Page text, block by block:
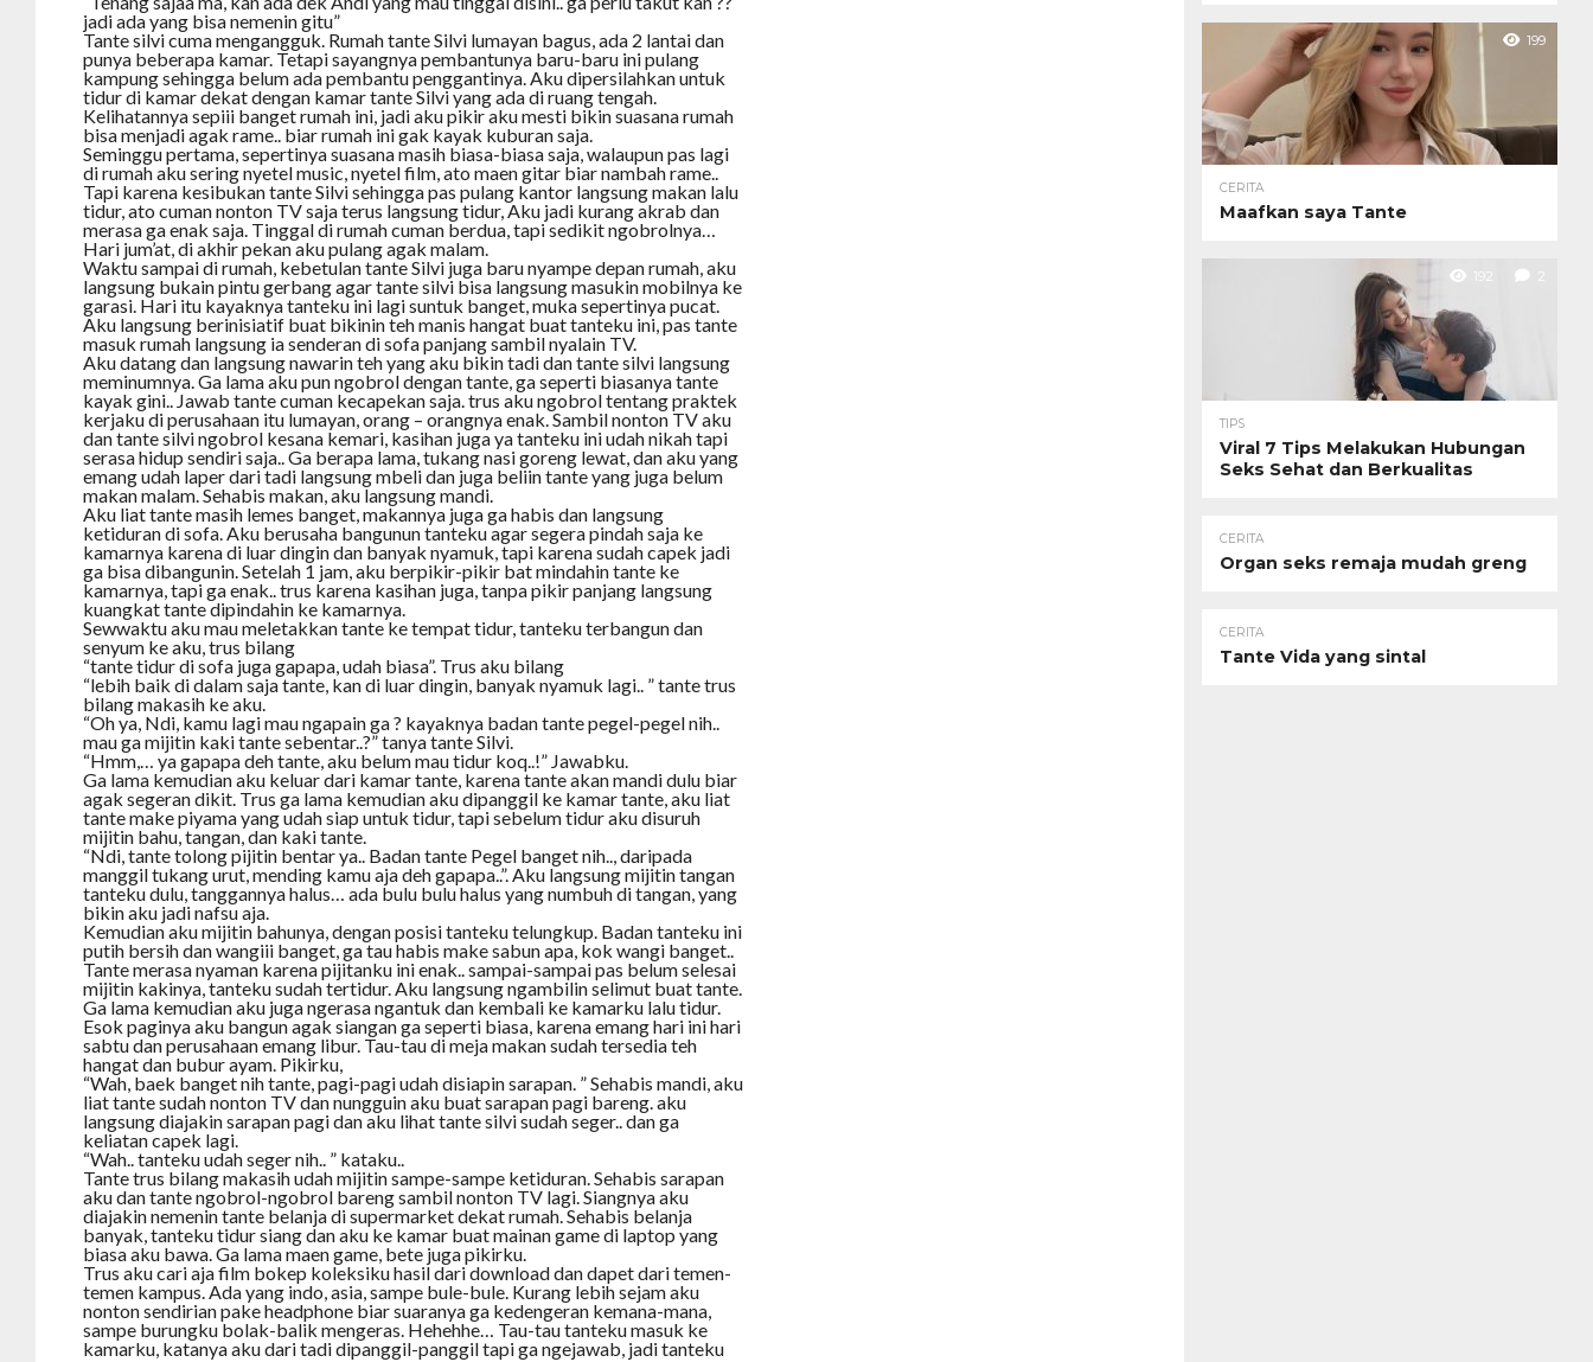
jadi ada yang bisa nemenin gitu”
Tante silvi cuma mengangguk. Rumah tante Silvi lumayan bagus, ada 2 lantai dan
punya beberapa kamar. Tetapi sayangnya pembantunya baru-baru ini pulang
kampung sehingga belum ada pembantu penggantinya. Aku dipersilahkan untuk
tidur di kamar dekat dengan kamar tante Silvi yang ada di ruang tengah.
Kelihatannya sepiii banget rumah ini, jadi aku pikir aku mesti bikin suasana rumah
bisa menjadi agak rame.. biar rumah ini gak kayak kuburan saja.
Seminggu pertama, sepertinya suasana masih biasa-biasa saja, walaupun pas lagi
di rumah aku sering nyetel music, nyetel film, ato maen gitar biar nambah rame..
Tapi karena kesibukan tante Silvi sehingga pas pulang kantor langsung makan lalu
tidur, ato cuman nonton TV saja terus langsung tidur, Aku jadi kurang akrab dan
merasa ga enak saja. Tinggal di rumah cuman berdua, tapi sedikit ngobrolnya…
Hari jum’at, di akhir pekan aku pulang agak malam.
Waktu sampai di rumah, kebetulan tante Silvi juga baru nyampe depan rumah, aku
langsung bukain pintu gerbang agar tante silvi bisa langsung masukin mobilnya ke
garasi. Hari itu kayaknya tanteku ini lagi suntuk banget, muka sepertinya pucat.
Aku langsung berinisiatif buat bikinin teh manis hangat buat tanteku ini, pas tante
masuk rumah langsung ia senderan di sofa panjang sambil nyalain TV.
Aku datang dan langsung nawarin teh yang aku bikin tadi dan tante silvi langsung
meminumnya. Ga lama aku pun ngobrol dengan tante, ga seperti biasanya tante
kayak gini.. Jawab tante cuman kecapekan saja. trus aku ngobrol tentang praktek
kerjaku di perusahaan itu lumayan, orang – orangnya enak. Sambil nonton TV aku
dan tante silvi ngobrol kesana kemari, kasihan juga ya tanteku ini udah nikah tapi
serasa hidup sendiri saja.. Ga berapa lama, tukang nasi goreng lewat, dan aku yang
emang udah laper dari tadi langsung mbeli dan juga beliin tante yang juga belum
makan malam. Sehabis makan, aku langsung mandi.
Aku liat tante masih lemes banget, makannya juga ga habis dan langsung
ketiduran di sofa. Aku berusaha bangunun tanteku agar segera pindah saja ke
kamarnya karena di luar dingin dan banyak nyamuk, tapi karena sudah capek jadi
ga bisa dibangunin. Setelah 1 jam, aku berpikir-pikir bat mindahin tante ke
kamarnya, tapi ga enak.. trus karena kasihan juga, tanpa pikir panjang langsung
kuangkat tante dipindahin ke kamarnya.
Sewwaktu aku mau meletakkan tante ke tempat tidur, tanteku terbangun dan
senyum ke aku, trus bilang
“tante tidur di sofa juga gapapa, udah biasa”. Trus aku bilang
“lebih baik di dalam saja tante, kan di luar dingin, banyak nyamuk lagi.. ” tante trus
bilang makasih ke aku.
“Oh ya, Ndi, kamu lagi mau ngapain ga ? kayaknya badan tante pegel-pegel nih..
mau ga mijitin kaki tante sebentar..?” tanya tante Silvi.
“Hmm,… ya gapapa deh tante, aku belum mau tidur koq..!” Jawabku.
Ga lama kemudian aku keluar dari kamar tante, karena tante akan mandi dulu biar
agak segeran dikit. Trus ga lama kemudian aku dipanggil ke kamar tante, aku liat
tante make piyama yang udah siap untuk tidur, tapi sebelum tidur aku disuruh
mijitin bahu, tangan, dan kaki tante.
“Ndi, tante tolong pijitin bentar ya.. Badan tante Pegel banget nih.., daripada
manggil tukang urut, mending kamu aja deh gapapa..”. Aku langsung mijitin tangan
tanteku dulu, tanggannya halus… ada bulu bulu halus yang numbuh di tangan, yang
bikin aku jadi nafsu aja.
Kemudian aku mijitin bahunya, dengan posisi tanteku telungkup. Badan tanteku ini
putih bersih dan wangiii banget, ga tau habis make sabun apa, kok wangi banget..
Tante merasa nyaman karena pijitanku ini enak.. sampai-sampai pas belum selesai
mijitin kakinya, tanteku sudah tertidur. Aku langsung ngambilin selimut buat tante.
Ga lama kemudian aku juga ngerasa ngantuk dan kembali ke kamarku lalu tidur.
Esok paginya aku bangun agak siangan ga seperti biasa, karena emang hari ini hari
sabtu dan perusahaan emang libur. Tau-tau di meja makan sudah tersedia teh
hangat dan bubur ayam. Pikirku,
“Wah, baek banget nih tante, pagi-pagi udah disiapin sarapan. ” Sehabis mandi, aku
liat tante sudah nonton TV dan nungguin aku buat sarapan pagi bareng. aku
langsung diajakin sarapan pagi dan aku lihat tante silvi sudah seger.. dan ga
keliatan capek lagi.
“Wah.. tanteku udah seger nih.. ” kataku..
Tante trus bilang makasih udah mijitin sampe-sampe ketiduran. Sehabis sarapan
aku dan tante ngobrol-ngobrol bareng sambil nonton TV lagi. Siangnya aku
diajakin nemenin tante belanja di supermarket dekat rumah. Sehabis belanja
banyak, tanteku tidur siang dan aku ke kamar buat mainan game di laptop yang
biasa aku bawa. Ga lama maen game, bete juga pikirku.
Trus aku cari aja film bokep koleksiku hasil dari download dan dapet dari temen-
temen kampus. Ada yang indo, asia, sampe bule-bule. Kurang lebih sejam aku
nonton sendirian pake headphone biar suaranya ga kedengeran kemana-mana,
sampe burungku bolak-balik mengeras. Hehehhe… Tau-tau tanteku masuk ke
kamarku, katanya aku dari tadi dipanggil-panggil tapi ga ngejawab, jadi tanteku
199
CERITA
Maafkan saya Tante
192 2
TIPS
Viral 7 Tips Melakukan Hubungan
Seks Sehat dan Berkualitas
CERITA
Organ seks remaja mudah greng
CERITA
Tante Vida yang sintal